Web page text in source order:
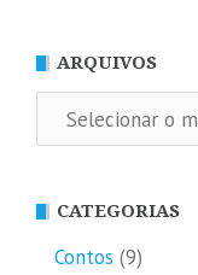
ARQUIVOS
CATEGORIAS
Contos (9)